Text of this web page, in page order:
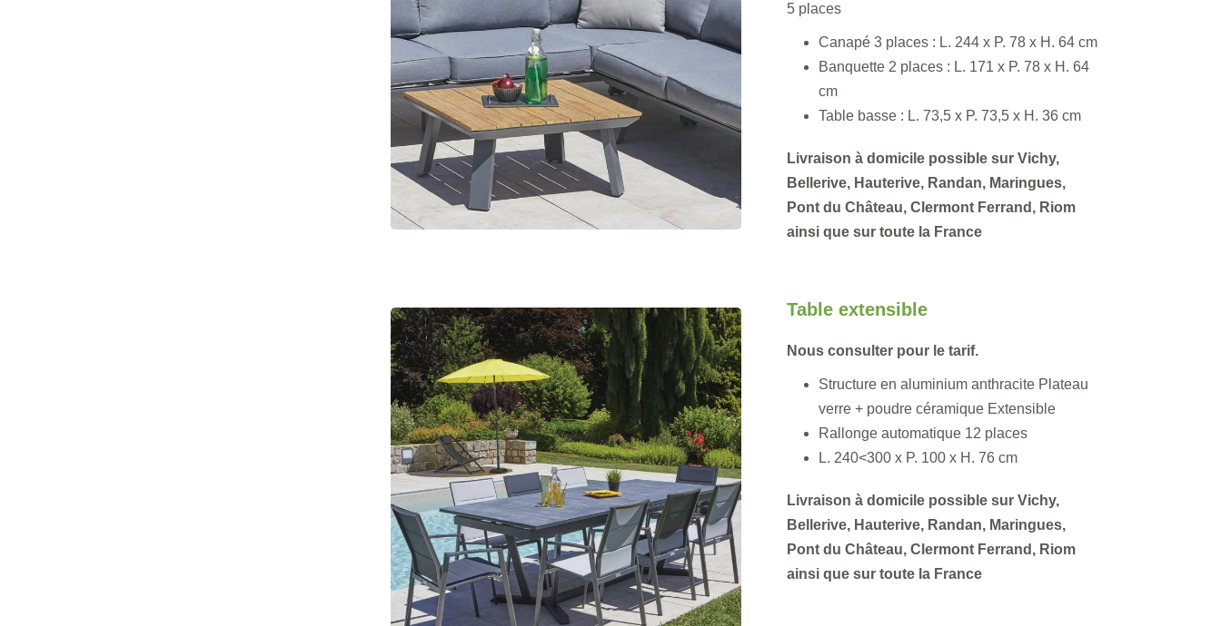
5 places
Canapé 3 places : L. 244 x P. 78 x H. 64 cm
Banquette 2 places : L. 171 x P. 78 x H. 64
cm
Table basse : L. 73,5 x P. 73,5 x H. 36 cm
Livraison à domicile possible sur Vichy,
Bellerive, Hauterive, Randan, Maringues,
Pont du Château, Clermont Ferrand, Riom
ainsi que sur toute la France
Table extensible
Nous consulter pour le tarif.
Structure en aluminium anthracite Plateau
verre + poudre céramique Extensible
Rallonge automatique 12 places
L. 240<300 x P. 100 x H. 76 cm
Livraison à domicile possible sur Vichy,
Bellerive, Hauterive, Randan, Maringues,
Pont du Château, Clermont Ferrand, Riom
ainsi que sur toute la France